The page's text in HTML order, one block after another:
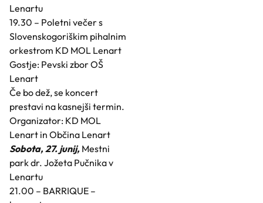
Lenartu
19.30 – Poletni večer s
Slovenskogoriškim pihalnim
orkestrom KD MOL Lenart
Gostje: Pevski zbor OŠ
Lenart
Če bo dež, se koncert
prestavi na kasnejši termin.
Organizator: KD MOL
Lenart in Občina Lenart
Sobota, 27. junij, Mestni
park dr. Jožeta Pučnika v
Lenartu
21.00 – BARRIQUE –